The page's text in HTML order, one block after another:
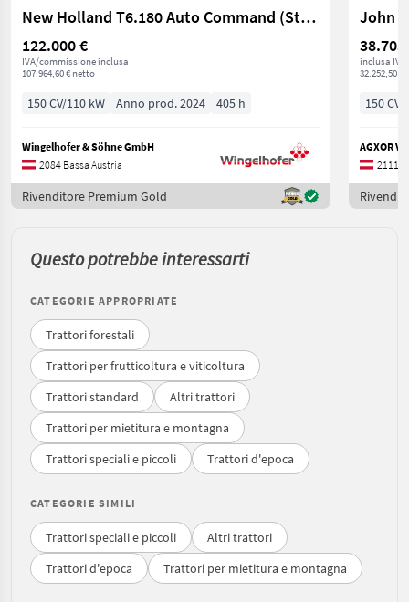
New Holland T6.180 Auto Command (Stage V)
122.000 €
IVA/commissione inclusa
107.964,60 € netto
150 CV/110 kW Anno prod. 2024 405 h
Wingelhofer & Söhne GmbH
2084 Bassa Austria
Rivenditore Premium Gold
John
38.703
inclusa IVA
32.252,50 €
150 CV/
AGXOR
2111
Questo potrebbe interessarti
CATEGORIE APPROPRIATE
Trattori forestali
Trattori per frutticoltura e viticoltura
Trattori standard
Altri trattori
Trattori per mietitura e montagna
Trattori speciali e piccoli
Trattori d'epoca
CATEGORIE SIMILI
Trattori speciali e piccoli
Altri trattori
Trattori d'epoca
Trattori per mietitura e montagna